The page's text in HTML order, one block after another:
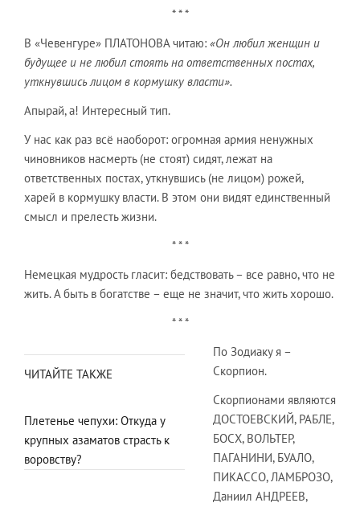
* * *
В «Чевенгуре» ПЛАТОНОВА читаю: «Он любил женщин и
будущее и не любил стоять на ответственных постах,
уткнувшись лицом в кормушку власти».
Апырай, а! Интересный тип.
У нас как раз всё наоборот: огромная армия ненужных
чиновников насмерть (не стоят) сидят, лежат на
ответственных постах, уткнувшись (не лицом) рожей,
харей в кормушку власти. В этом они видят единственный
смысл и прелесть жизни.
* * *
Немецкая мудрость гласит: бедствовать – все равно, что не
жить. А быть в богатстве – еще не значит, что жить хорошо.
* * *
ЧИТАЙТЕ ТАКЖЕ
Плетенье чепухи: Откуда у
крупных азаматов страсть к
воровству?
По Зодиаку я –
Скорпион.
Скорпионами являются
ДОСТОЕВСКИЙ, РАБЛЕ,
БОСХ, ВОЛЬТЕР,
ПАГАНИНИ, БУАЛО,
ПИКАССО, ЛАМБРОЗО,
Даниил АНДРЕЕВ,